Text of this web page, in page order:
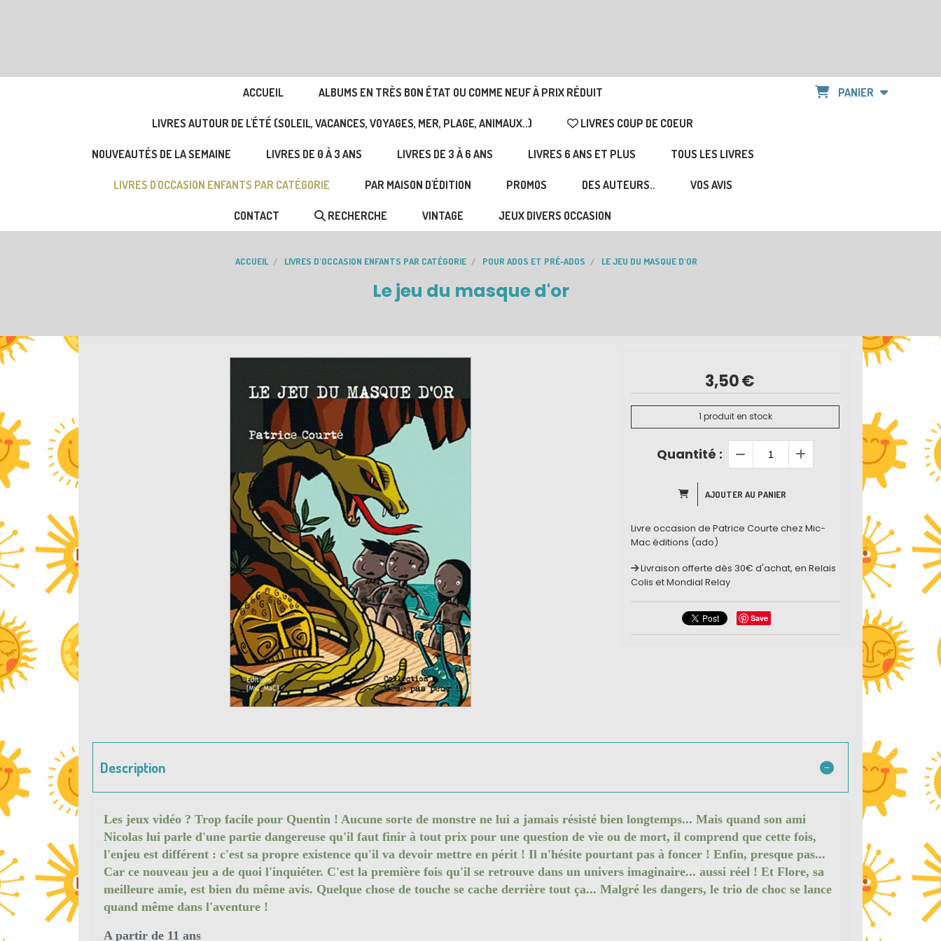
ACCUEIL ALBUMS EN TRÈS BON ÉTAT OU COMME NEUF À PRIX RÉDUIT
LIVRES AUTOUR DE L'ÉTÉ (SOLEIL, VACANCES, VOYAGES, MER, PLAGE, ANIMAUX..) LIVRES COUP DE COEUR
NOUVEAUTÉS DE LA SEMAINE LIVRES DE 0 À 3 ANS LIVRES DE 3 À 6 ANS LIVRES 6 ANS ET PLUS TOUS LES LIVRES
LIVRES D'OCCASION ENFANTS PAR CATÉGORIE PAR MAISON D'ÉDITION PROMOS DES AUTEURS.. VOS AVIS
CONTACT RECHERCHE VINTAGE JEUX DIVERS OCCASION
PANIER
ACCUEIL LIVRES D'OCCASION ENFANTS PAR CATÉGORIE POUR ADOS ET PRÉ-ADOS LE JEU DU MASQUE D'OR
Le jeu du masque d'or
3,50€
1 produit en stock
Quantité :
AJOUTER AU PANIER
Livre occasion de Patrice Courte chez Mic-
Mac éditions (ado)
Livraison offerte dès 30€ d'achat, en Relais
Colis et Mondial Relay
Save
Description
Les jeux vidéo ? Trop facile pour Quentin ! Aucune sorte de monstre ne lui a jamais résisté bien longtemps... Mais quand son ami
Nicolas lui parle d'une partie dangereuse qu'il faut finir à tout prix pour une question de vie ou de mort, il comprend que cette fois,
l'enjeu est différent : c'est sa propre existence qu'il va devoir mettre en périt ! Il n'hésite pourtant pas à foncer ! Enfin, presque pas...
Car ce nouveau jeu a de quoi l'inquiéter. C'est la première fois qu'il se retrouve dans un univers imaginaire... aussi réel ! Et Flore, sa
meilleure amie, est bien du même avis. Quelque chose de touche se cache derrière tout ça... Malgré les dangers, le trio de choc se lance
quand même dans l'aventure !
A partir de 11 ans